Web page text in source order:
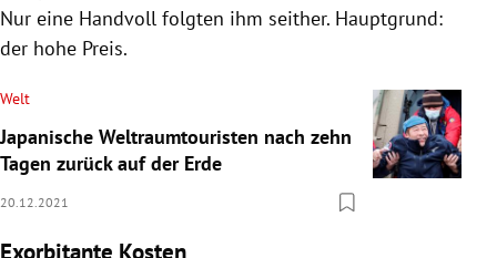
Nur eine Handvoll folgten ihm seither. Hauptgrund:
der hohe Preis.
Welt
Japanische Weltraumtouristen nach zehn
Tagen zurück auf der Erde
20.12.2021
Exorbitante Kosten